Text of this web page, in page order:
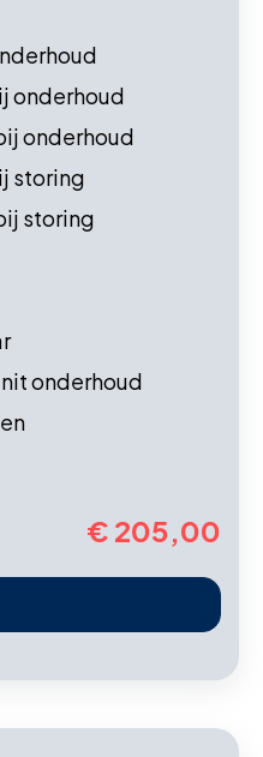
onderhoud
onderhoud
storing
storing
onderhoud
€ 205,00